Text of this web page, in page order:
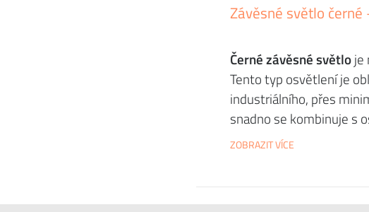
Závěsné světlo
Černé závěsné světloje
Tento typ osvětlení je
industriálního, přes
snadno se kombinuje s
ZOBRAZIT VÍCE